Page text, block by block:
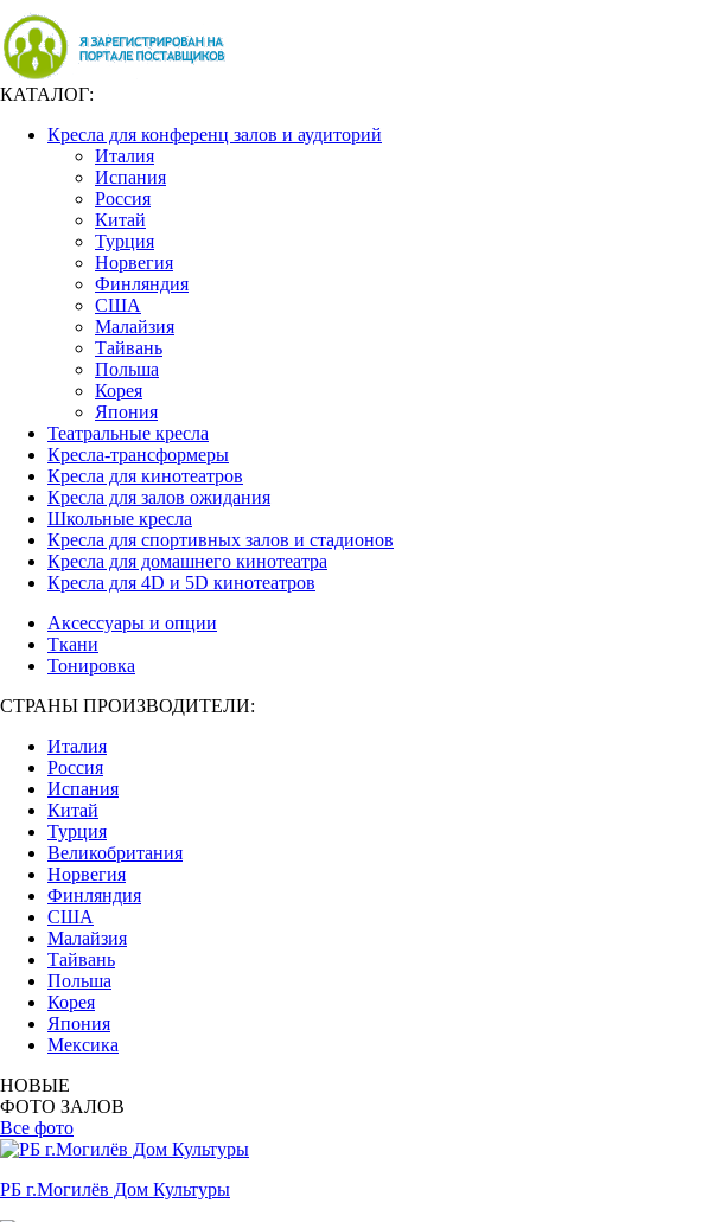
КАТАЛОГ:
Кресла для конференц залов и аудиторий
Италия
Испания
Россия
Китай
Турция
Норвегия
Финляндия
США
Малайзия
Тайвань
Польша
Корея
Япония
Театральные кресла
Кресла-трансформеры
Кресла для кинотеатров
Кресла для залов ожидания
Школьные кресла
Кресла для спортивных залов и стадионов
Кресла для домашнего кинотеатра
Кресла для 4D и 5D кинотеатров
Аксессуары и опции
Ткани
Тонировка
СТРАНЫ ПРОИЗВОДИТЕЛИ:
Италия
Россия
Испания
Китай
Турция
Великобритания
Норвегия
Финляндия
США
Малайзия
Тайвань
Польша
Корея
Япония
Мексика
НОВЫЕ
ФОТО ЗАЛОВ
Все фото
РБ г.Могилёв Дом Культуры